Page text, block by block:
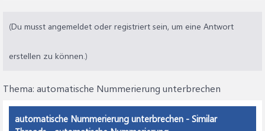
(Du musst angemeldet oder registriert sein, um eine Antwort
erstellen zu können.)
Thema: automatische Nummerierung unterbrechen
automatische Nummerierung unterbrechen - Similar